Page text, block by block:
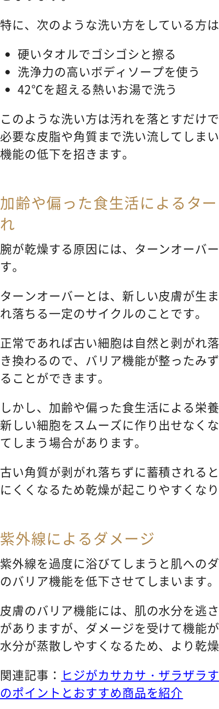
特に、次のような洗い方をしている方
硬いタオルでゴシゴシと擦る
洗浄力の高いボディソープを使う
42℃を超える熱いお湯で洗う
このような洗い方は汚れを落とすだけ
必要な皮脂や角質まで洗い流してしま
機能の低下を招きます。
加齢や偏った食生活によるタ
れ
腕が乾燥する原因には、ターンオーバ
す。
ターンオーバーとは、新しい皮膚が生
れ落ちる一定のサイクルのことです。
正常であれば古い細胞は自然と剥がれ
き換わるので、バリア機能が整ったみ
ることができます。
しかし、加齢や偏った食生活による栄
新しい細胞をスムーズに作り出せなく
てしまう場合があります。
古い角質が剥がれ落ちずに蓄積される
にくくなるため乾燥が起こりやすくな
紫外線によるダメージ
紫外線を過度に浴びてしまうと肌への
のバリア機能を低下させてしまいます
皮膚のバリア機能には、肌の水分を逃
がありますが、ダメージを受けて機能
水分が蒸散しやすくなるため、より乾
関連記事： ヒジがカサカサ・ザラザラ
のポイントとおすすめ商品を紹介